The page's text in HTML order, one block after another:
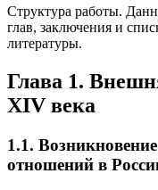
Структура работы.
глав, заключения и
литературы.
Глава 1.
XIV века
1.1.
отношений в